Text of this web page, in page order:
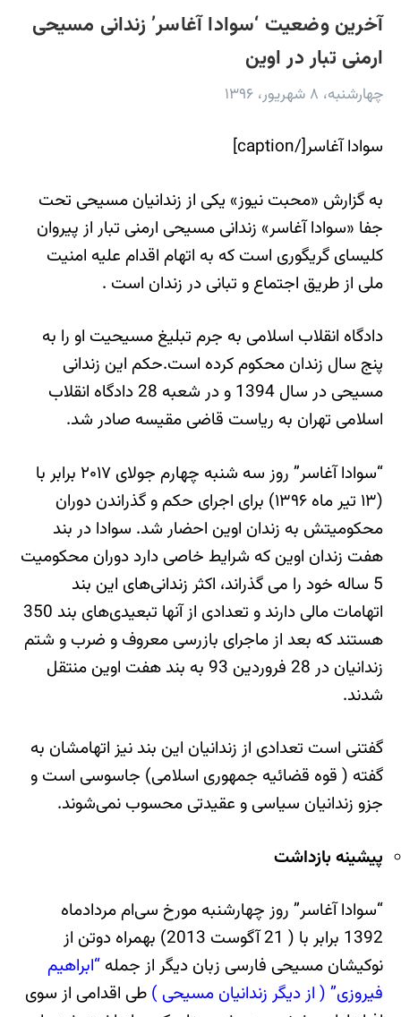
آخرین وضعیت ‘سوادا آغاسر’ زندانی مسیحی
ارمنی تبار در اوین
چهارشنبه، ۸ شهریور، ۱۳۹۶
سوادا آغاسر[/caption]
به گزارش «محبت نیوز» یکی از زندانیان مسیحی تحت
جفا «سوادا آغاسر» زندانی مسیحی ارمنی تبار از پیروان
کلیسای گریگوری است که به اتهام اقدام علیه امنیت
ملی از طریق اجتماع و تبانی در زندان است .
دادگاه انقلاب اسلامی به جرم تبلیغ مسیحیت او را به
پنج سال زندان محکوم کرده است.حکم این زندانی
مسیحی در سال 1394 و در شعبه 28 دادگاه انقلاب
اسلامی تهران به ریاست قاضی مقیسه صادر شد.
“سوادا آغاسر” روز سه شنبه چهارم جولای ۲۰۱۷ برابر با
(۱۳ تیر ماه ۱۳۹۶) برای اجرای حکم و گذراندن دوران
محکومیتش به زندان اوین احضار شد. سوادا در بند
هفت زندان اوین که شرایط خاصی دارد دوران محکومیت
5 ساله خود را می گذراند، اکثر زندانی‌های این بند
اتهامات مالی دارند و تعدادی از آنها تبعیدی‌های بند 350
هستند که بعد از ماجرای بازرسی معروف و ضرب و شتم
زندانیان در 28 فروردین 93 به بند هفت اوین منتقل
شدند.
گفتنی است تعدادی از زندانیان این بند نیز اتهامشان به
گفته ( قوه قضائیه جمهوری اسلامی) جاسوسی است و
جزو زندانیان سیاسی و عقیدتی محسوب نمی‌شوند.
پیشینه بازداشت
“سوادا آغاسر” روز چهارشنبه مورخ سی‌ام مردادماه
1392 برابر با ( 21 آگوست 2013) بهمراه دوتن از
نوکیشان مسیحی فارسی زبان دیگر از جمله “ابراهیم
فیروزی” ( از دیگر زندانیان مسیحی ) طی اقدامی از سوی